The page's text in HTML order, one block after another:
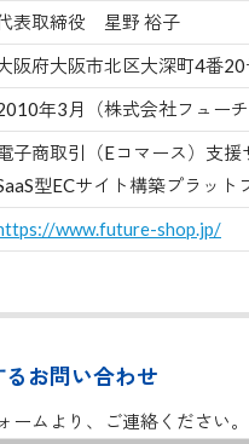
表取締役 星野 裕子
阪府大阪市北区大深町4番
年3月（株式会社フュー
子商取引（Eコマース）支援
型ECサイト構築プラッ
www.future-shop.jp/
お問い合わせ
ームより、ご連絡ください。